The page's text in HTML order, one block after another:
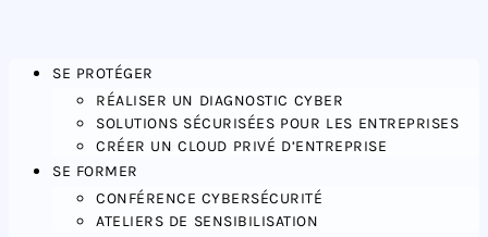
SE PROTÉGER
RÉALISER UN DIAGNOSTIC CYBER
SOLUTIONS SÉCURISÉES POUR LES ENTREPRISES
CRÉER UN CLOUD PRIVÉ D’ENTREPRISE
SE FORMER
CONFÉRENCE CYBERSÉCURITÉ
ATELIERS DE SENSIBILISATION